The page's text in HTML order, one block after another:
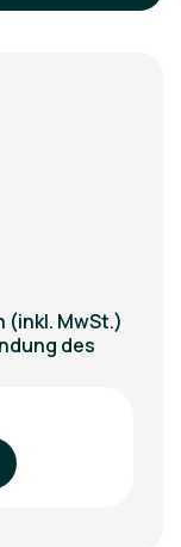
(inkl. MwSt.)
des